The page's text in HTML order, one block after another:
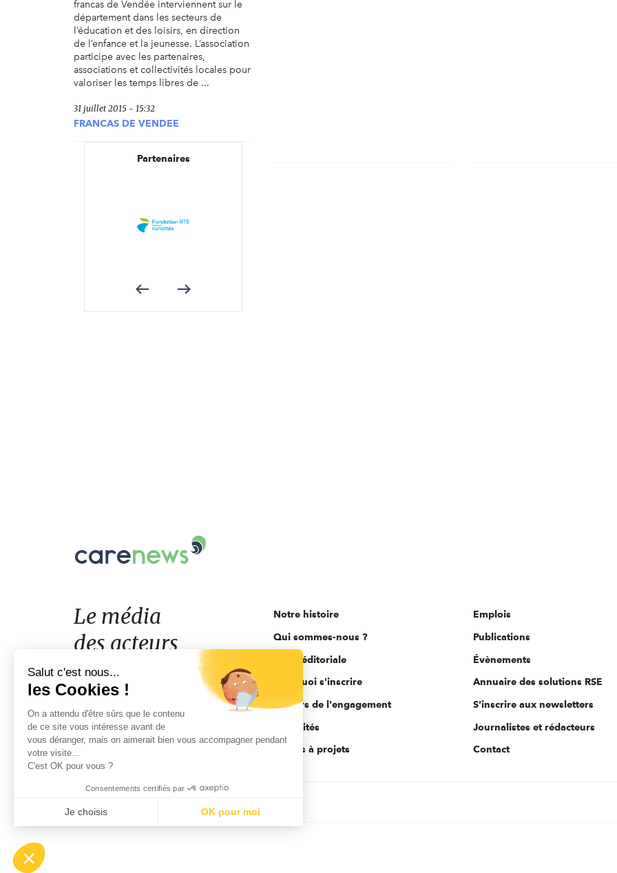
francas de Vendée interviennent sur le
département dans les secteurs de
l’éducation et des loisirs, en direction
de l’enfance et la jeunesse. L’association
participe avec les partenaires,
associations et collectivités locales pour
valoriser les temps libres de ...
31 juillet 2015 - 15:32
FRANCAS DE VENDEE
Partenaires
Le
acteurs
de
l'engagement
Le média
des acteurs
de l'engagement
Notre histoire
Qui sommes-nous ?
Ligne éditoriale
Pourquoi s'inscrire
Acteurs de l'engagement
Actualités
Appels à projets
Emplois
Publications
Évènements
Annuaire des solutions RSE
S'inscrire aux newsletters
Journalistes et rédacteurs
Contact
Salut c'est nous...
les Cookies !
On a attendu d'être sûrs que le contenu
de ce site vous intéresse avant de
vous déranger, mais on aimerait bien vous accompagner pendant
votre visite...
C'est OK pour vous ?
Consentements certifiés par
Je choisis OK pour moi
Notre plateforme vous permet d'adapter et de gérer vos paramètres de confidentialité, en garantissant la conformité